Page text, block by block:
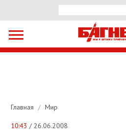
Главная / Мир
10:43 / 26.06.2008